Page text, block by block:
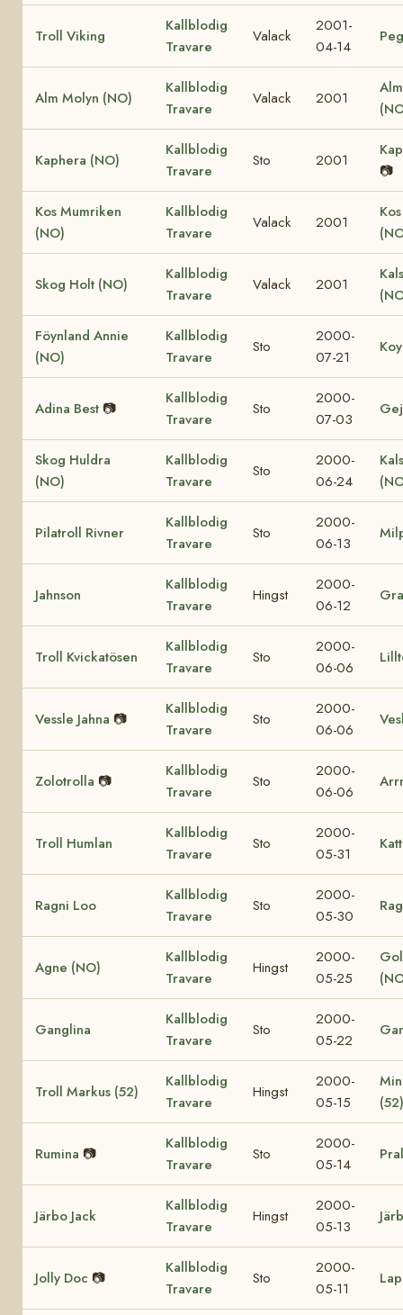
Troll Viking
Kallblodig
Travare
Valack
2001-
04-14
Alm Molyn (NO)
Kallblodig
Travare
Valack 2001
Kaphera (NO)
Kallblodig
Travare
Sto 2001
📷
Kos Mumriken
(NO)
Kallblodig
Travare
Valack 2001
Skog Holt (NO)
Kallblodig
Travare
Valack 2001
Föynland Annie
(NO)
Kallblodig
Travare
Sto
2000-
07-21
Adina Best 📷
Kallblodig
Travare
Sto
2000-
07-03
Skog Huldra
(NO)
Kallblodig
Travare
Sto
2000-
06-24
Pilatroll Rivner
Kallblodig
Travare
Sto
2000-
06-13
Jahnson
Kallblodig
Travare
Hingst
2000-
06-12
Troll Kvickatösen
Kallblodig
Travare
Sto
2000-
06-06
Vessle Jahna 📷
Kallblodig
Travare
Sto
2000-
06-06
Zolotrolla 📷
Kallblodig
Travare
Sto
2000-
06-06
Troll Humlan
Kallblodig
Travare
Sto
2000-
05-31
Ragni Loo
Kallblodig
Travare
Sto
2000-
05-30
Agne (NO)
Kallblodig
Travare
Hingst
2000-
05-25
Ganglina
Kallblodig
Travare
Sto
2000-
05-22
Troll Markus (52)
Kallblodig
Travare
Hingst
2000-
05-15
(52)
Rumina 📷
Kallblodig
Travare
Sto
2000-
05-14
Järbo Jack
Kallblodig
Travare
Hingst
2000-
05-13
Jolly Doc 📷
Kallblodig
Travare
Sto
2000-
05-11